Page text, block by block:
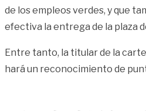
de los empleos verdes, y que
efectiva la entrega de la plaza
Entre tanto, la titular de la
hará un reconocimiento de